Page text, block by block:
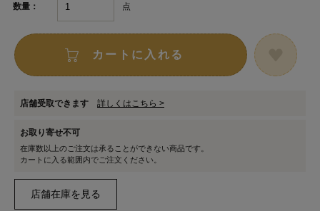
数量： 点
カートに入れる
店舗受取できます 詳しくはこちら >
お取り寄せ不可
在庫数以上のご注文は承ることができない商品です。
カートに入る範囲内でご注文ください。